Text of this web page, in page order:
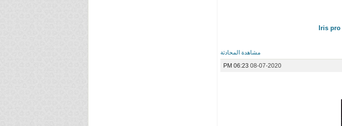
مشاهدة المحادثة
08-07-2020
06:23 PM